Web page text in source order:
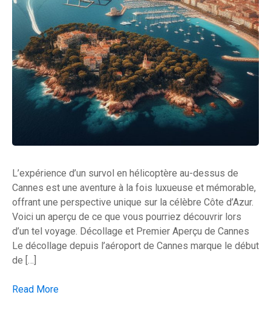
L’expérience d’un survol en hélicoptère au-dessus de
Cannes est une aventure à la fois luxueuse et mémorable,
offrant une perspective unique sur la célèbre Côte d’Azur.
Voici un aperçu de ce que vous pourriez découvrir lors
d’un tel voyage. Décollage et Premier Aperçu de Cannes
Le décollage depuis l’aéroport de Cannes marque le début
de […]
Quand on survole Cannes
Read More